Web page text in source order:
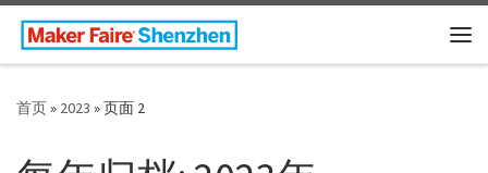
Skip to content
首页» 2023 »页面 2